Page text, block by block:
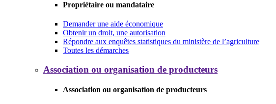
Propriétaire ou mandataire
Demander une aide économique
Obtenir un droit, une autorisation
Répondre aux enquêtes statistiques du ministère de l’agriculture
Toutes les démarches
Association ou organisation de producteurs
Association ou organisation de producteurs